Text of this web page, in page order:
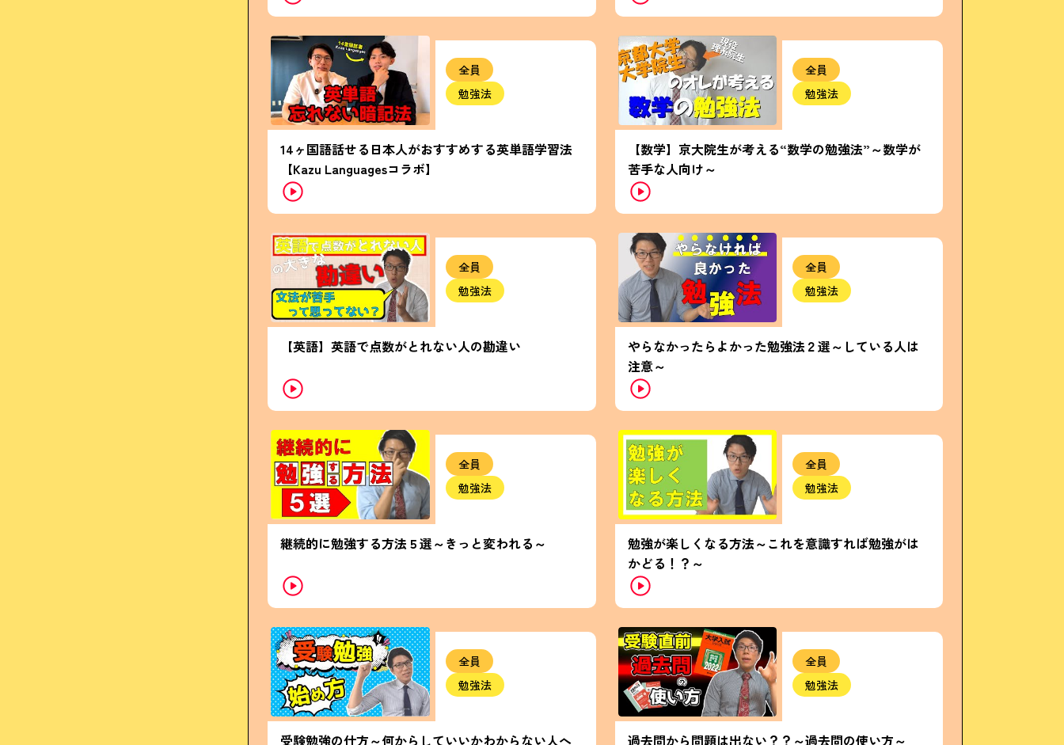
全員
勉強法
14ヶ国語話せる日本人がおすすめする英単語学習法
【Kazu Languagesコラボ】
全員
勉強法
【数学】京大院生が考える“数学の勉強法”～数学が
苦手な人向け～
全員
勉強法
【英語】英語で点数がとれない人の勘違い
全員
勉強法
やらなかったらよかった勉強法２選～している人は
注意～
全員
勉強法
継続的に勉強する方法５選～きっと変われる～
全員
勉強法
勉強が楽しくなる方法～これを意識すれば勉強がは
かどる！？～
全員
勉強法
受験勉強の仕方～何からしていいかわからない人へ
全員
勉強法
過去問から問題は出ない？？～過去問の使い方～